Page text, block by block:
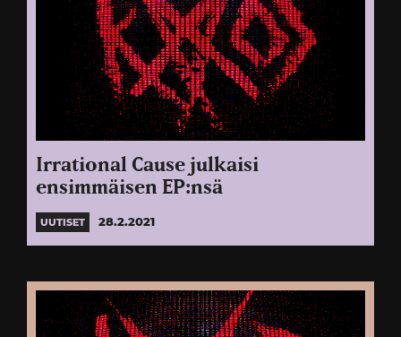
Irrational Cause julkaisi
ensimmäisen EP:nsä
UUTISET 28.2.2021